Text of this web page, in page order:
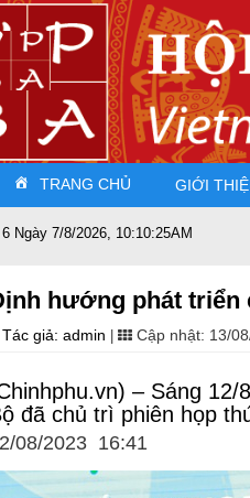
TRANG CHỦ GIỚI
Ngày 7/8/2026, 10:10:27AM
hướng phát triển
Tác giả: admin Cập nhật: 13/
– Sáng 12/
đã chủ trì phiên họp
08/2023 16:41